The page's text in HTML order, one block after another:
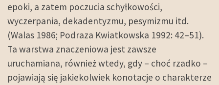
epoki, a zatem poczucia schyłkowości,
wyczerpania, dekadentyzmu, pesymizmu itd.
(Walas 1986; Podraza Kwiatkowska 1992: 42–51).
Ta warstwa znaczeniowa jest zawsze
uruchamiana, również wtedy, gdy – choć rzadko –
pojawiają się jakiekolwiek konotacje o charakterze